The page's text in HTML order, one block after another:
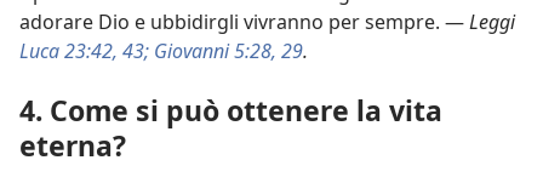
adorare Dio e ubbidirgli vivranno per sempre. —Leggi
Luca 23:42, 43; Giovanni 5:28, 29.
4. Come si può ottenere la vita
eterna?